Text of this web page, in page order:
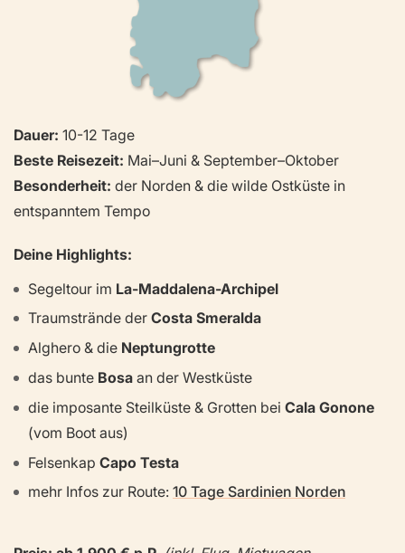
Dauer: 10-12 Tage
Beste Reisezeit: Mai–Juni & September–Oktober
Besonderheit: der Norden & die wilde Ostküste in
entspanntem Tempo
Deine Highlights:
Segeltour im La-Maddalena-Archipel
Traumstrände der Costa Smeralda
Alghero & die Neptungrotte
das bunte Bosa an der Westküste
die imposante Steilküste & Grotten bei Cala Gonone
(vom Boot aus)
Felsenkap Capo Testa
mehr Infos zur Route: 10 Tage Sardinien Norden